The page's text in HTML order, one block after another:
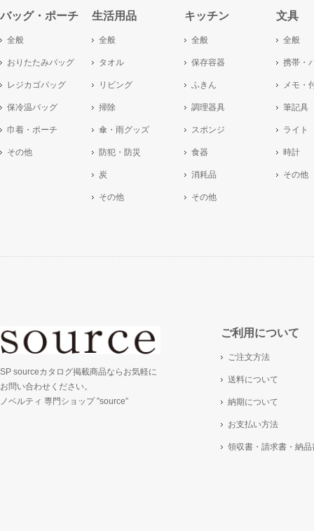
バッグ・ポーチ
全般
おりたたみバッグ
レジカゴバッグ
保冷温バッグ
巾着・ポーチ
その他
生活用品
全般
タオル
リビング
掃除
傘・雨グッズ
防犯・防災
炭
その他
キッチン
全般
保存容器
ふきん
調理器具
スポンジ
食器
消耗品
その他
文具
全般
携帯・
メモ・
筆記具
ライト
時計
その他
SP sourceカタログ掲載商品ならお気軽に
お問い合わせください。
ノベルティ 専門ショップ ”source”
ご利用について
ご注文方法
送料について
納期について
お支払い方法
領収書・請求書・納